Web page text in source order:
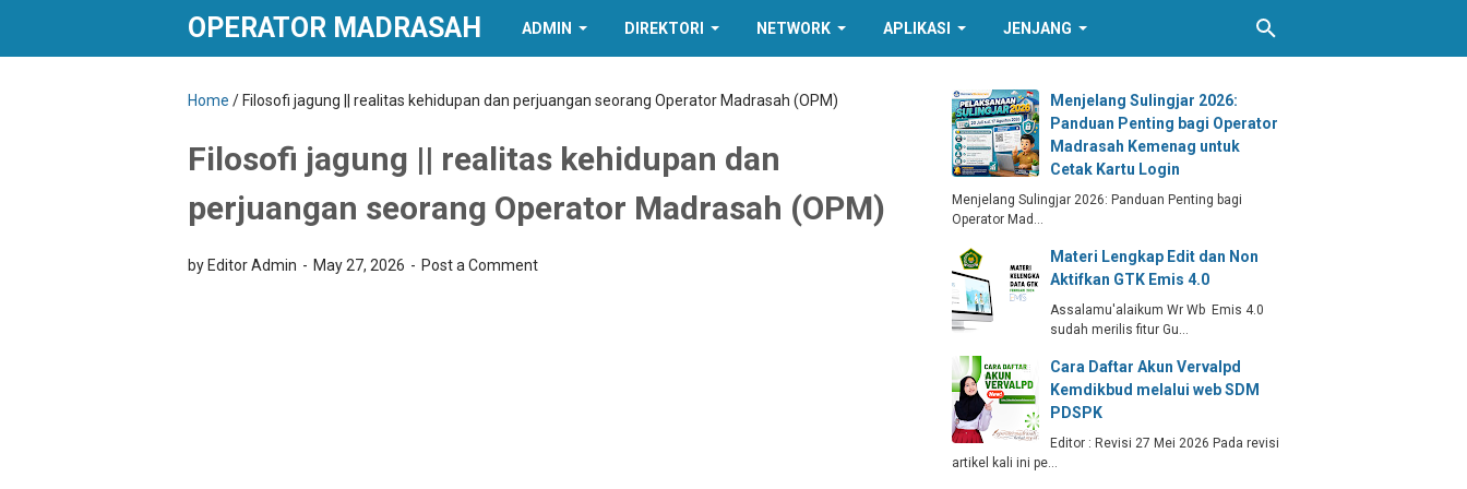
OPERATOR MADRASAH ADMIN DIREKTORI NETWORK APLIKASI JENJANG
Home / Filosofi jagung || realitas kehidupan dan perjuangan seorang Operator Madrasah (OPM)
Filosofi jagung || realitas kehidupan dan
perjuangan seorang Operator Madrasah (OPM)
by Editor Admin May 27, 2026 Post a Comment
Menjelang Sulingjar 2026:
Panduan Penting bagi Operator
Madrasah Kemenag untuk
Cetak Kartu Login
Menjelang Sulingjar 2026: Panduan Penting bagi
Operator Mad…
Materi Lengkap Edit dan Non
Aktifkan GTK Emis 4.0
Assalamu'alaikum Wr Wb Emis 4.0
sudah merilis fitur Gu…
Cara Daftar Akun Vervalpd
Kemdikbud melalui web SDM
PDSPK
Editor : Revisi 27 Mei 2026 Pada revisi
artikel kali ini pe…